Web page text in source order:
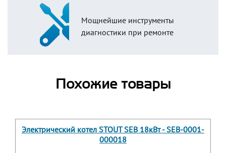
Мощнейшие инструменты
диагностики при ремонте
Похожие товары
Электрический котел STOUT SEB 18кВт - SEB-0001-
000018